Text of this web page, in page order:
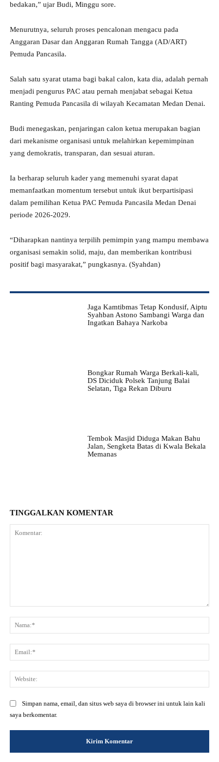
bedakan,” ujar Budi, Minggu sore.
Menurutnya, seluruh proses pencalonan mengacu pada
Anggaran Dasar dan Anggaran Rumah Tangga (AD/ART)
Pemuda Pancasila.
Salah satu syarat utama bagi bakal calon, kata dia, adalah pernah
menjadi pengurus PAC atau pernah menjabat sebagai Ketua
Ranting Pemuda Pancasila di wilayah Kecamatan Medan Denai.
Budi menegaskan, penjaringan calon ketua merupakan bagian
dari mekanisme organisasi untuk melahirkan kepemimpinan
yang demokratis, transparan, dan sesuai aturan.
Ia berharap seluruh kader yang memenuhi syarat dapat
memanfaatkan momentum tersebut untuk ikut berpartisipasi
dalam pemilihan Ketua PAC Pemuda Pancasila Medan Denai
periode 2026-2029.
“Diharapkan nantinya terpilih pemimpin yang mampu membawa
organisasi semakin solid, maju, dan memberikan kontribusi
positif bagi masyarakat,” pungkasnya. (Syahdan)
Jaga Kamtibmas Tetap Kondusif, Aiptu
Syahban Astono Sambangi Warga dan
Ingatkan Bahaya Narkoba
Bongkar Rumah Warga Berkali-kali,
DS Diciduk Polsek Tanjung Balai
Selatan, Tiga Rekan Diburu
Tembok Masjid Diduga Makan Bahu
Jalan, Sengketa Batas di Kwala Bekala
Memanas
TINGGALKAN KOMENTAR
Simpan nama, email, dan situs web saya di browser ini untuk lain kali
saya berkomentar.